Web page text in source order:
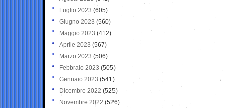
Luglio 2023 (605)
Giugno 2023 (560)
Maggio 2023 (412)
Aprile 2023 (567)
Marzo 2023 (506)
Febbraio 2023 (505)
Gennaio 2023 (541)
Dicembre 2022 (525)
Novembre 2022 (526)